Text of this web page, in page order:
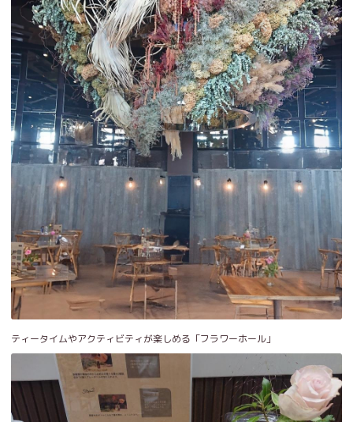
ティータイムやアクティビティが楽しめる「フラワーホール」